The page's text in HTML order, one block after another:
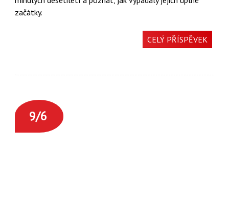
začátky.
CELÝ PŘÍSPĚVEK
9/6